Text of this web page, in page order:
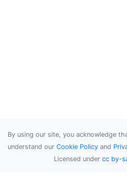
By using our site, you acknowledge
understand our Cookie Policy and
Licensed under cc by-